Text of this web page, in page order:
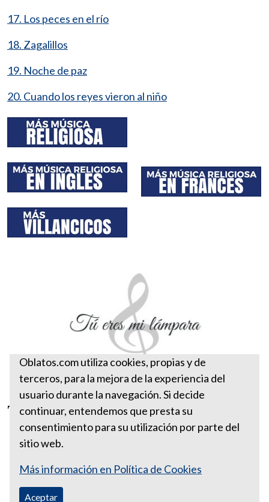
17. Los peces en el río
18. Zagalillos
19. Noche de paz
20. Cuando los reyes vieron al niño
TÚ ERES MI LÁMPARA
Oblatos.com utiliza cookies, propias y de
terceros, para la mejora de la experiencia del
usuario durante la navegación. Si decide
continuar, entendemos que presta su
consentimiento para su utilización por parte del
sitio web.
Más información en Política de Cookies
Aceptar